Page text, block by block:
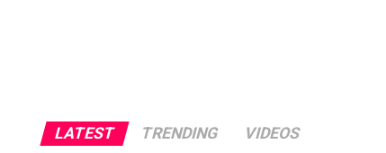
LATEST TRENDING VIDEOS